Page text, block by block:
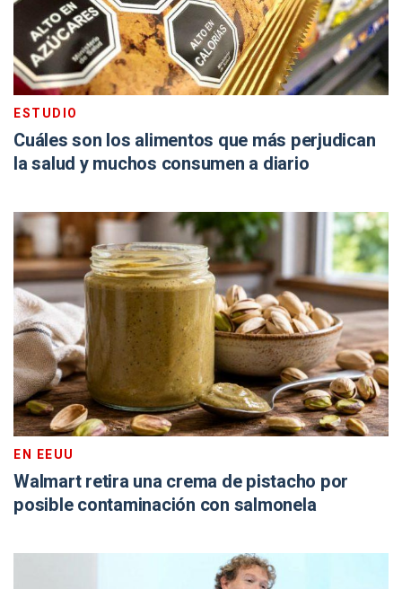
ESTUDIO
Cuáles son los alimentos que más perjudican
la salud y muchos consumen a diario
EN EEUU
Walmart retira una crema de pistacho por
posible contaminación con salmonela